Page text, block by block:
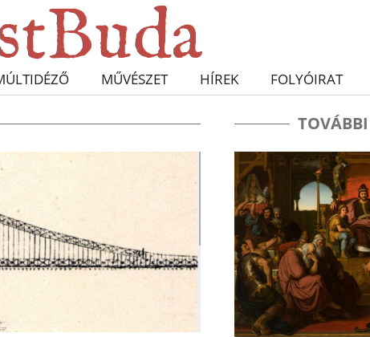
MŰVÉSZET HÍREK FOLYÓIRAT